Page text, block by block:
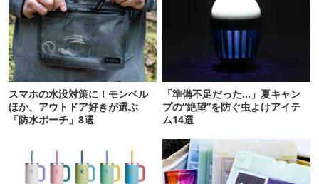
スマホの水没対策に！モンベル
ほか、アウトドア好きが選ぶ
「防水ポーチ」8選
「準備不足だった…」夏キャン
プの“絶望”を防ぐ虫よけアイテ
ム14選